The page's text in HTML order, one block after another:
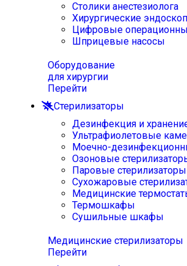
Столики анестезиолога
Хирургические
Цифровые
Шприцевые насосы
Оборудование
для хирургии
Перейти
Стерилизаторы
Дезинфекция и
Ультрафиолетовые
Моечно-
Озоновые
Паровые стерилизаторы
Сухожаровые
Медицинские
Термошкафы
Сушильные шкафы
Медицинские стерилизаторы
Перейти